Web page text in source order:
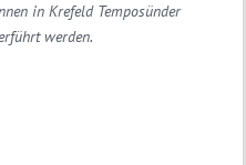
in Krefeld Temposünder
werden.